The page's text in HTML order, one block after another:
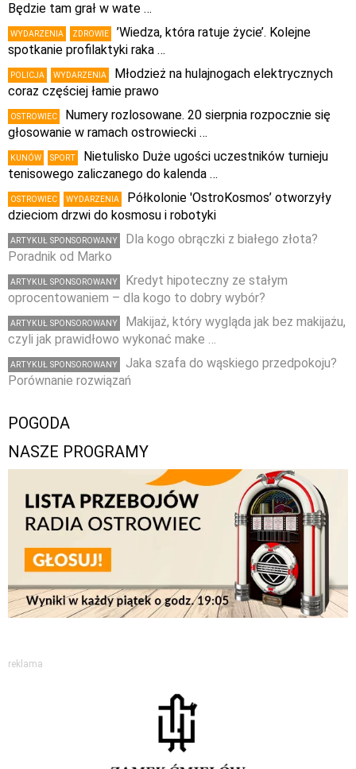
Będzie tam grał w wate …
WYDARZENIA ZDROWIE
’Wiedza, która ratuje życie’. Kolejne
spotkanie profilaktyki raka …
POLICJA WYDARZENIA
Młodzież na hulajnogach elektrycznych
coraz częściej łamie prawo
OSTROWIEC
Numery rozlosowane. 20 sierpnia rozpocznie się
głosowanie w ramach ostrowiecki …
KUNÓW SPORT
Nietulisko Duże ugości uczestników turnieju
tenisowego zaliczanego do kalenda …
OSTROWIEC WYDARZENIA
Półkolonie 'OstroKosmos’ otworzyły
dzieciom drzwi do kosmosu i robotyki
ARTYKUŁ SPONSOROWANY
Dla kogo obrączki z białego złota?
Poradnik od Marko
ARTYKUŁ SPONSOROWANY
Kredyt hipoteczny ze stałym
oprocentowaniem – dla kogo to dobry wybór?
ARTYKUŁ SPONSOROWANY
Makijaż, który wygląda jak bez makijażu,
czyli jak prawidłowo wykonać make …
ARTYKUŁ SPONSOROWANY
Jaka szafa do wąskiego przedpokoju?
Porównanie rozwiązań
POGODA
NASZE PROGRAMY
reklama